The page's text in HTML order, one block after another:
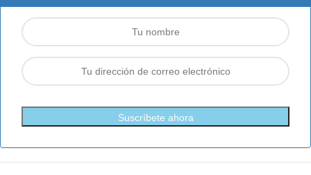
Suscríbete ahora